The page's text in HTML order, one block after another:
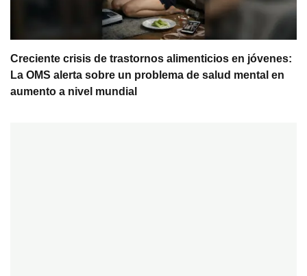
Creciente crisis de trastornos alimenticios en jóvenes:
La OMS alerta sobre un problema de salud mental en
aumento a nivel mundial